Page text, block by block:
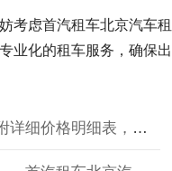
考虑首汽租车北京汽车租
业化的租车服务，确保出
细表，首汽租车服务推荐